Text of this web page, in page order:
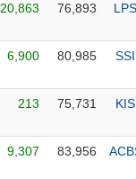
20,863 76,893 LPS
6,900 80,985 SSI
213 75,731 KIS
9,307 83,956